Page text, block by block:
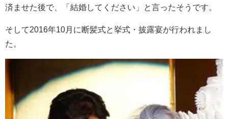
済ませた後で、「結婚してください」と言ったそうです。
そして2016年10月に断髪式と挙式・披露宴が行われまし
た。